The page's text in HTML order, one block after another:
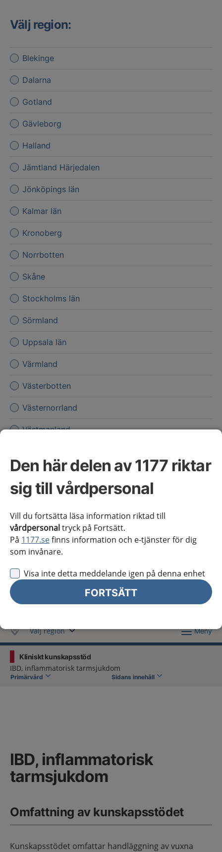
Den här delen av 1177 riktar
sig till vårdpersonal
Vill du fortsätta läsa information riktad till
vårdpersonaltryck på Fortsätt.
På 1177.sefinns information och e-tjänster för dig
som invånare.
Visa inte detta meddelande igen på denna enhet
FORTSÄTT
Välj region:
Blekinge
Dalarna
Gotland
Gävleborg
Halland
Jämtland Härjedalen
Jönköpings län
Kalmar län
Kronoberg
Norrbotten
Skåne
Stockholms län
Sörmland
Uppsala län
Värmland
Västerbotten
Västernorrland
Västmanland
Örebro län
Östergötland
Jag vill inte se någon regional information
Obs! Detta val innebär att du inte ser regionalt innehåll
och viktig information som gäller just din region.
för vårdpersonal
Välj region Meny
Kliniskt kunskapsstöd
IBD, inflammatorisk tarmsjukdom
Primärvård Sidans innehåll
IBD, inflammatorisk
tarmsjukdom
Omfattning av kunskapsstödet
Kunskapsstödet omfattar handläggning av vuxna